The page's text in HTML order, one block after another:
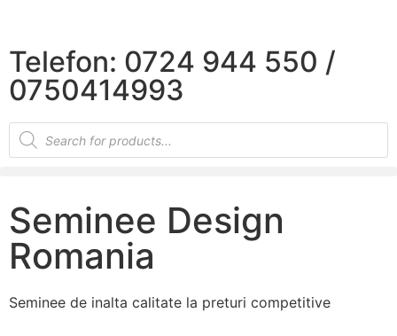
Telefon: 0724 944 550 /
0750414993
Seminee Design
Romania
Seminee de inalta calitate la preturi competitive